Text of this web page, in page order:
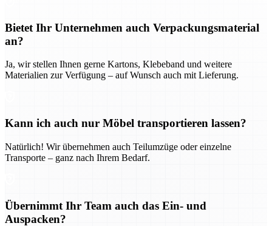
Bietet Ihr Unternehmen auch Verpackungsmaterial
an?
Ja, wir stellen Ihnen gerne Kartons, Klebeband und weitere
Materialien zur Verfügung – auf Wunsch auch mit Lieferung.
Kann ich auch nur Möbel transportieren lassen?
Natürlich! Wir übernehmen auch Teilumzüge oder einzelne
Transporte – ganz nach Ihrem Bedarf.
Übernimmt Ihr Team auch das Ein- und
Auspacken?